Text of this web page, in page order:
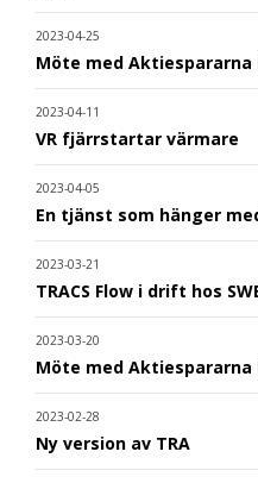
2023-04-25
Möte med Aktiespararna
2023-04-11
VR fjärrstartar värmare
2023-04-05
En tjänst som hänger
2023-03-21
TRACS Flow i drift hos
2023-03-20
Möte med Aktiespararna
2023-02-28
Ny version av TRA